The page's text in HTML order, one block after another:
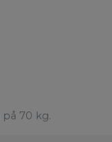
70 kg.